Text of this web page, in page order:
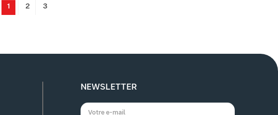
1 2 3
NEWSLETTER